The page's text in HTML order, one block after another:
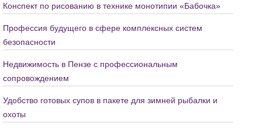
Конспект по рисованию в технике монотипии «Бабочка»
Профессия будущего в сфере комплексных систем
безопасности
Недвижимость в Пензе с профессиональным
сопровождением
Удобство готовых супов в пакете для зимней рыбалки и
охоты